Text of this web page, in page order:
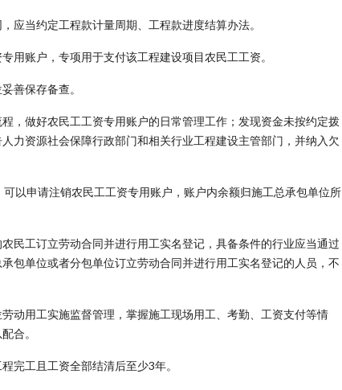
当约定工程款计量周期、工程款进度结算办法。
账户，专项用于支付该工程建设项目农民工工资。
善保存备查。
做好农民工工资专用账户的日常管理工作；发现资金未按约定拨
力资源社会保障行政部门和相关行业工程建设主管部门，并纳入欠
以申请注销农民工工资专用账户，账户内余额归施工总承包单位所
工订立劳动合同并进行用工实名登记，具备条件的行业应当通过
包单位或者分包单位订立劳动合同并进行用工实名登记的人员，不
动用工实施监督管理，掌握施工现场用工、考勤、工资支付等情
合。
完工且工资全部结清后至少3年。